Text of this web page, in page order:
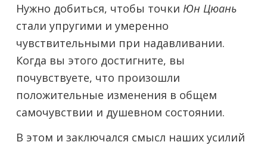
Нужно добиться, чтобы точки Юн Цюань
стали упругими и умеренно
чувствительными при надавливании.
Когда вы этого достигните, вы
почувствуете, что произошли
положительные изменения в общем
самочувствии и душевном состоянии.
В этом и заключался смысл наших усилий